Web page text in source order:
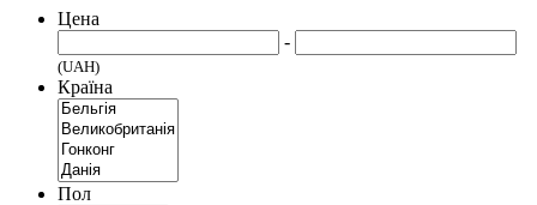
Цена
-
(UAH)
Країна
Пол